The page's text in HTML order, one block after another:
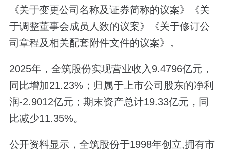
《关于变更公司名称及证券简称的议案》《关
于调整董事会成员人数的议案》《关于修订公
司章程及相关配套附件文件的议案》。
2025年，全筑股份实现营业收入9.4796亿元，
同比增加21.23%；归属于上市公司股东的净利
润-2.9012亿元；期末资产总计19.33亿元，同
比减少11.35%。
公开资料显示，全筑股份于1998年创立,拥有市